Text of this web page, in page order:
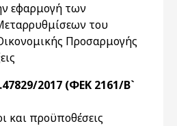
εφαρμογή των
του
Προσαρμογής
2017 (ΦΕΚ 2161/Β`
και προϋποθέσεις